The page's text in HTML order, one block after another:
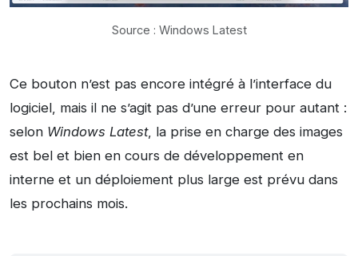
Source : Windows Latest
Ce bouton n’est pas encore intégré à l’interface du
logiciel, mais il ne s’agit pas d’une erreur pour autant :
selon Windows Latest, la prise en charge des images
est bel et bien en cours de développement en
interne et un déploiement plus large est prévu dans
les prochains mois.